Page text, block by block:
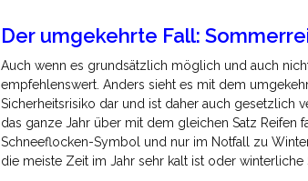
Der umgekehrte Fall:
Auch wenn es grundsätzlich möglich und auch
empfehlenswert. Anders sieht es mit dem
Sicherheitsrisiko dar und ist daher auch gesetzlich
das ganze Jahr über mit dem gleichen Satz Reifen
Schneeflocken-Symbol und nur im Notfall zu
die meiste Zeit im Jahr sehr kalt ist oder winterliche